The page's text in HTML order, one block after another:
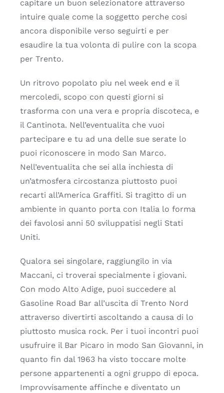
capitare un buon selezionatore attraverso
intuire quale come la soggetto perche cosi
ancora disponibile verso seguirti e per
esaudire la tua volonta di pulire con la scopa
per Trento.
Un ritrovo popolato piu nel week end e il
mercoledi, scopo con questi giorni si
trasforma con una vera e propria discoteca, e
il Cantinota. Nell’eventualita che vuoi
partecipare e tu ad una delle sue serate lo
puoi riconoscere in modo San Marco.
Nell’eventualita che sei alla inchiesta di
un’atmosfera circostanza piuttosto puoi
recarti all’America Graffiti. Si tragitto di un
ambiente in quanto porta con Italia lo forma
dei favolosi anni 50 sviluppatisi negli Stati
Uniti.
Qualora sei singolare, raggiungilo in via
Maccani, ci troverai specialmente i giovani.
Con modo Alto Adige, puoi succedere al
Gasoline Road Bar all’uscita di Trento Nord
attraverso divertirti ascoltando a causa di lo
piuttosto musica rock. Per i tuoi incontri puoi
usufruire il Bar Picaro in modo San Giovanni, in
quanto fin dal 1963 ha visto toccare molte
persone appartenenti a ogni gruppo di epoca.
Improvvisamente affinche e diventato un